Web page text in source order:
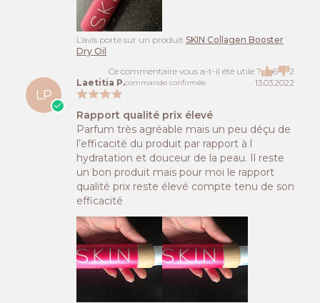
L’avis porte sur un produit SKIN Collagen Booster
Dry Oil
Ce commentaire vous a-t-il été utile ?
6 2
LP
Laetitia P.commande confirmée 13.03.2022
Rapport qualité prix élevé
Parfum très agréable mais un peu déçu de
l’efficacité du produit par rapport à l
hydratation et douceur de la peau. Il reste
un bon produit mais pour moi le rapport
qualité prix reste élevé compte tenu de son
efficacité